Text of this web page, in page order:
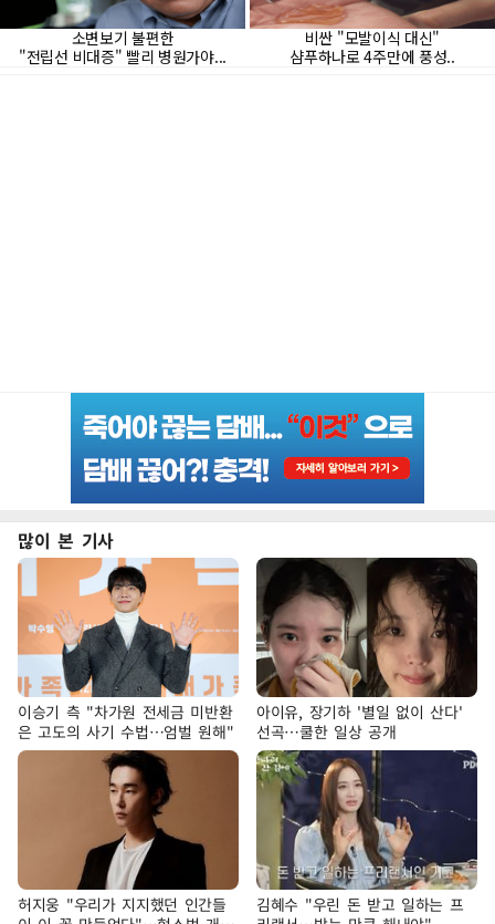
많이 본 기사
이승기 측 "차가원 전세금 미반환
은 고도의 사기 수법…엄벌 원해"
아이유, 장기하 '별일 없이 산다'
선곡…쿨한 일상 공개
허지웅 "우리가 지지했던 인간들
김혜수 "우린 돈 받고 일하는 프